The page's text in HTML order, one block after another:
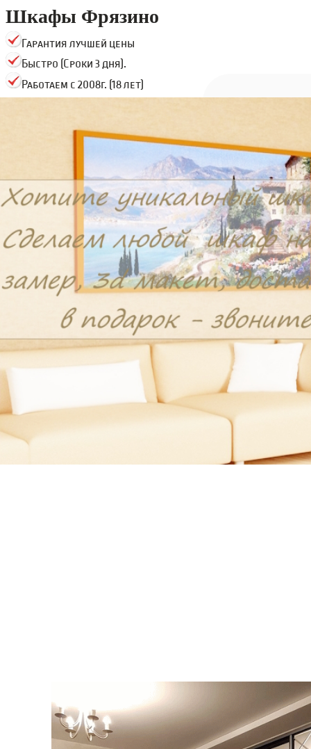
Шкафы Фрязино
Гарантия лучшей цены
Быстро (Сроки 3 дня).
Работаем с 2008г. (18 лет)